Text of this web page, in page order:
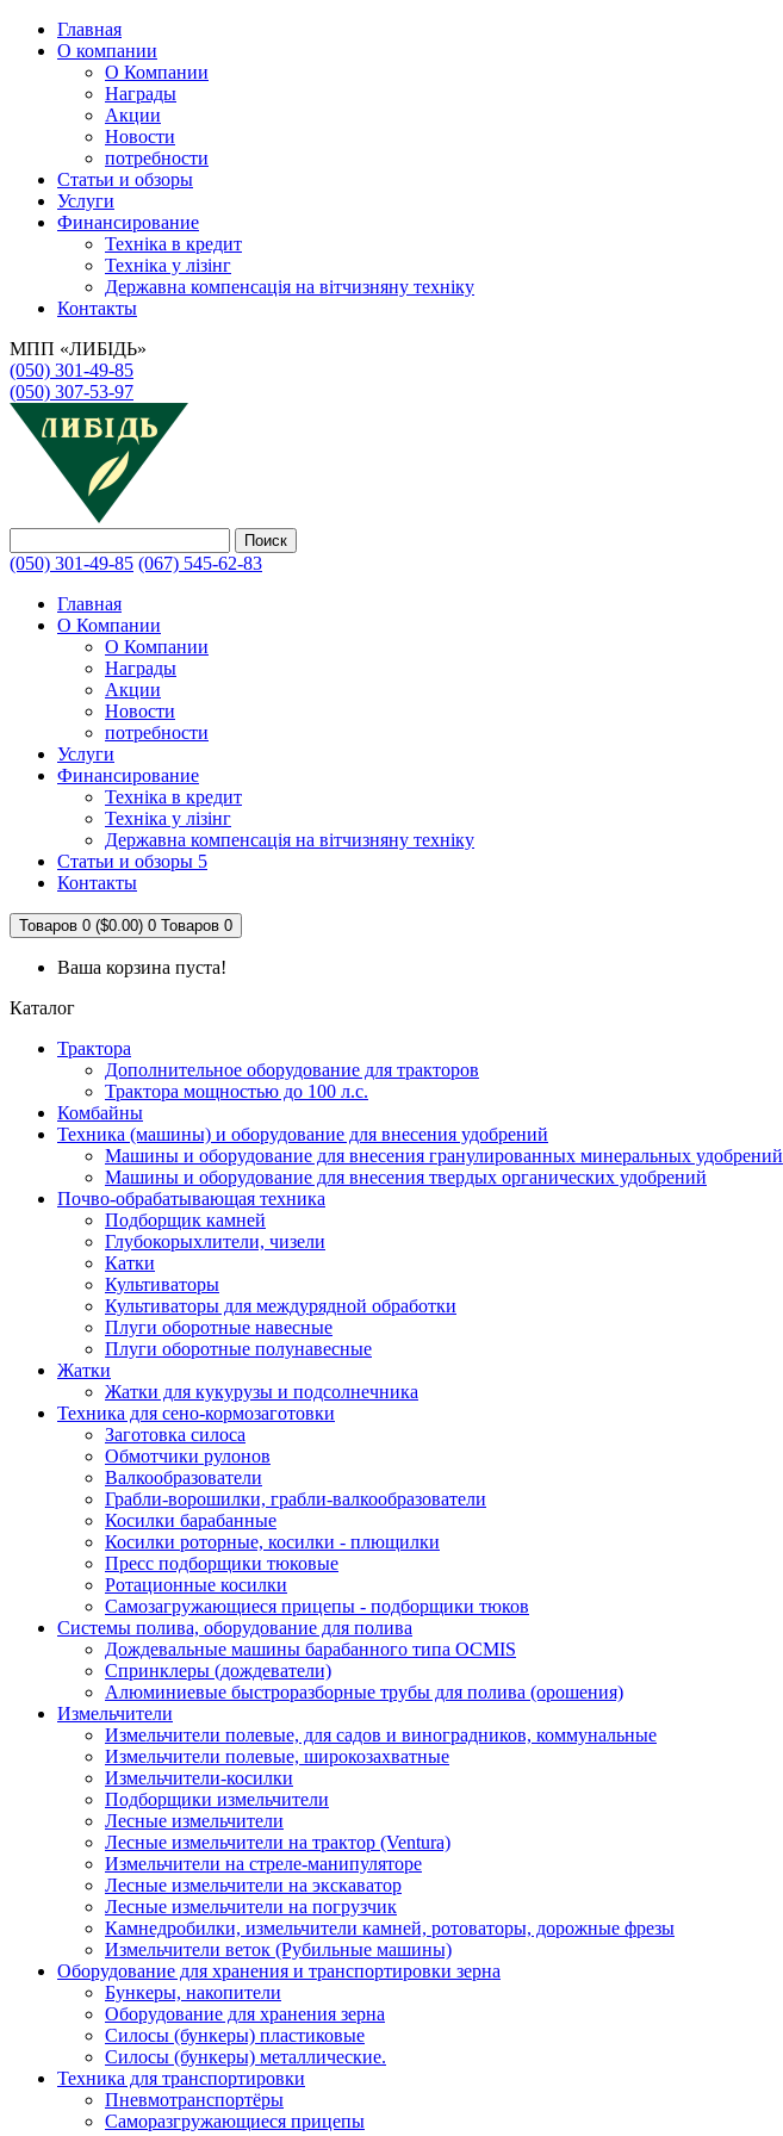
Главная
О компании
О Компании
Награды
Акции
Новости
потребности
Статьи и обзоры
Услуги
Финансирование
Техніка в кредит
Техніка у лізінг
Державна компенсація на вітчизняну техніку
Контакты
МПП «ЛИБІДЬ»
(050) 301-49-85
(050) 307-53-97
Поиск
(050) 301-49-85 (067) 545-62-83
Главная
О Компании
О Компании
Награды
Акции
Новости
потребности
Услуги
Финансирование
Техніка в кредит
Техніка у лізінг
Державна компенсація на вітчизняну техніку
Статьи и обзоры 5
Контакты
Товаров 0 ($0.00) 0 Товаров 0
Ваша корзина пуста!
Каталог
Трактора
Дополнительное оборудование для тракторов
Трактора мощностью до 100 л.с.
Комбайны
Техника (машины) и оборудование для внесения удобрений
Машины и оборудование для внесения гранулированных минеральных удобрений
Машины и оборудование для внесения твердых органических удобрений
Почво-обрабатывающая техника
Подборщик камней
Глубокорыхлители, чизели
Катки
Культиваторы
Культиваторы для междурядной обработки
Плуги оборотные навесные
Плуги оборотные полунавесные
Жатки
Жатки для кукурузы и подсолнечника
Техника для сено-кормозаготовки
Заготовка силоса
Обмотчики рулонов
Валкообразователи
Грабли-ворошилки, грабли-валкообразователи
Косилки барабанные
Косилки роторные, косилки - плющилки
Пресс подборщики тюковые
Ротационные косилки
Самозагружающиеся прицепы - подборщики тюков
Системы полива, оборудование для полива
Дождевальные машины барабанного типа OCMIS
Спринклеры (дождеватели)
Алюминиевые быстроразборные трубы для полива (орошения)
Измельчители
Измельчители полевые, для садов и виноградников, коммунальные
Измельчители полевые, широкозахватные
Измельчители-косилки
Подборщики измельчители
Лесные измельчители
Лесные измельчители на трактор (Ventura)
Измельчители на стреле-манипуляторе
Лесные измельчители на экскаватор
Лесные измельчители на погрузчик
Камнедробилки, измельчители камней, ротоваторы, дорожные фрезы
Измельчители веток (Рубильные машины)
Оборудование для хранения и транспортировки зерна
Бункеры, накопители
Оборудование для хранения зерна
Силосы (бункеры) пластиковые
Силосы (бункеры) металлические.
Техника для транспортировки
Пневмотранспортёры
Саморазгружающиеся прицепы